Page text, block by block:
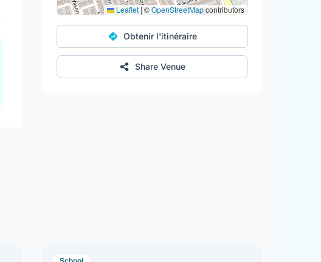
Leaflet |©OpenStreetMapcontributors
Obtenir l'itinéraire
Share Venue